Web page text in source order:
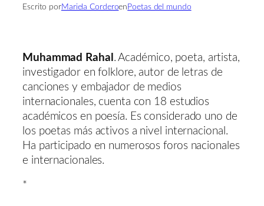
Escrito porMariela Corderoen Poetas del mundo
Muhammad Rahal . Académico, poeta, artista,
investigador en folklore, autor de letras de
canciones y embajador de medios
internacionales, cuenta con 18 estudios
académicos en poesía. Es considerado uno de
los poetas más activos a nivel internacional.
Ha participado en numerosos foros nacionales
e internacionales.
*